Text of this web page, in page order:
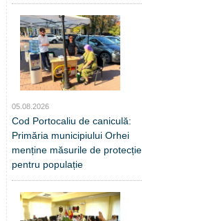
05.08.2026
Cod Portocaliu de caniculă:
Primăria municipiului Orhei
menține măsurile de protecție
pentru populație